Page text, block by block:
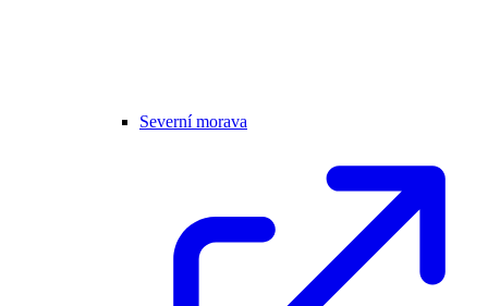
Severní morava